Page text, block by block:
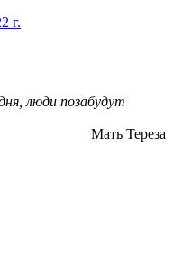
г.
люди позабудут
Мать Тереза